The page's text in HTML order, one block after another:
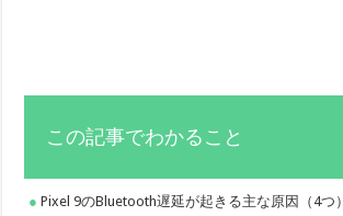
この記事でわかること
Pixel 9のBluetooth遅延が起きる主な原因（4つ）